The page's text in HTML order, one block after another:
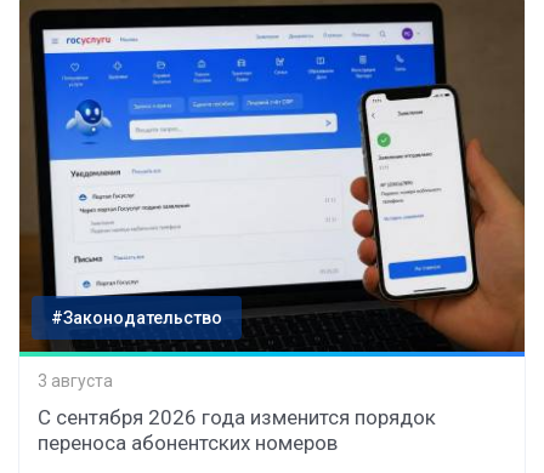
#Законодательство
3 августа
С сентября 2026 года изменится порядок
переноса абонентских номеров